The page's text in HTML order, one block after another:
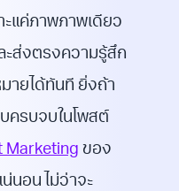
ะแค่ภาพภาพเดียว
ะส่งตรงความรู้สึก
ายได้ทันที ยิ่งถ้า
ครบจบในโพสต์
Marketing ของ
นอน ไม่ว่าจะ